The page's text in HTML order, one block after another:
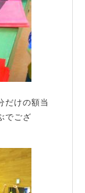
だけの額当
でござ